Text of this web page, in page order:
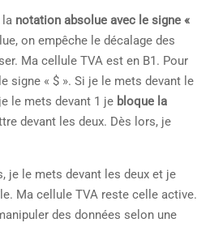
la notation absolue avec le signe «
on empêche le décalage des
Ma cellule TVA est en B1. Pour
signe « $ ». Si je le mets devant le
le mets devant 1 je bloque la
devant les deux. Dès lors, je
je le mets devant les deux et je
Ma cellule TVA reste celle active.
des données selon une